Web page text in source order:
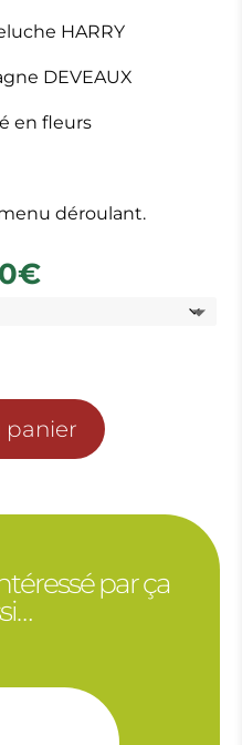
HARRY
DEVEAUX
en fleurs
déroulant.
€Plage
128.00€
panier
par ça